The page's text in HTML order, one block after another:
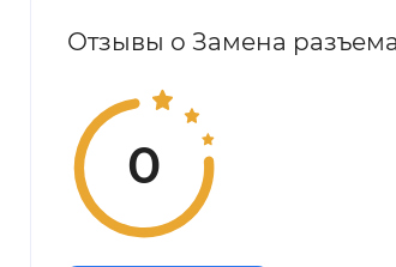
Отзывы о Замена
0